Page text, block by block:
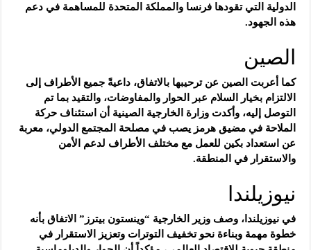
الدولية التي تقودها فرنسا والمملكة المتحدة للمساهمة في دعم
هذه الجهود.
الصين
كما أعربت الصين عن ترحيبها بالاتفاق، داعيةً جميع الأطراف إلى
الالتزام بخيار السلام عبر الحوار والمفاوضات، والتقيد بما تم
التوصل إليه، وأكدت وزارة الخارجية الصينية أن استئناف حركة
الملاحة في مضيق هرمز يصب في مصلحة المجتمع الدولي، معربة
عن استعداد بكين للعمل مع مختلف الأطراف لدعم الأمن
والاستقرار في المنطقة.
نيوزيلندا
في نيوزيلندا، وصف وزير الخارجية “وينستون بيترز” الاتفاق بأنه
خطوة مهمة وبناءة نحو تخفيف التوترات وتعزيز الاستقرار في